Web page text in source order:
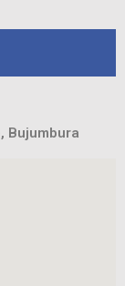
Bujumbura